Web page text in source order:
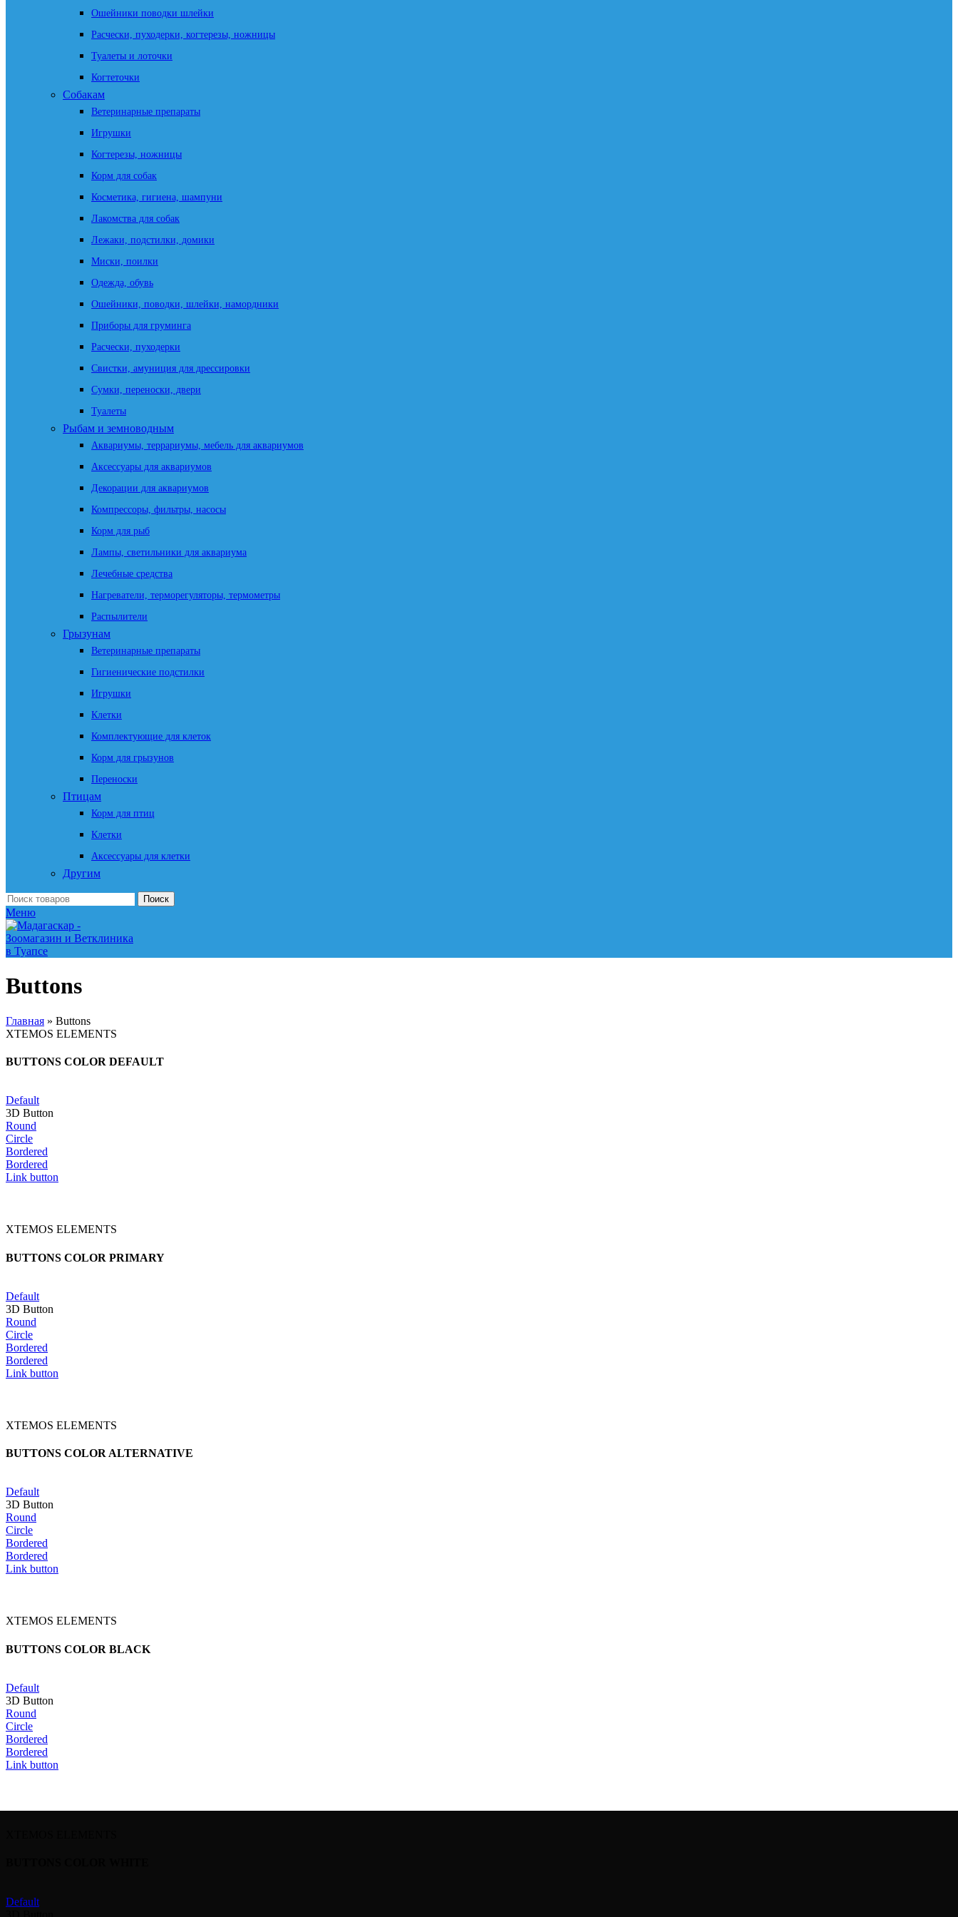
Ошейники поводки шлейки
Расчески, пуходерки, когтерезы, ножницы
Туалеты и лоточки
Когтеточки
Собакам
Ветеринарные препараты
Игрушки
Когтерезы, ножницы
Корм для собак
Косметика, гигиена, шампуни
Лакомства для собак
Лежаки, подстилки, домики
Миски, поилки
Одежда, обувь
Ошейники, поводки, шлейки, намордники
Приборы для груминга
Расчески, пуходерки
Свистки, амуниция для дрессировки
Сумки, переноски, двери
Туалеты
Рыбам и земноводным
Аквариумы, террариумы, мебель для аквариумов
Аксессуары для аквариумов
Декорации для аквариумов
Компрессоры, фильтры, насосы
Корм для рыб
Лампы, светильники для аквариума
Лечебные средства
Нагреватели, терморегуляторы, термометры
Распылители
Грызунам
Ветеринарные препараты
Гигиенические подстилки
Игрушки
Клетки
Комплектующие для клеток
Корм для грызунов
Переноски
Птицам
Корм для птиц
Клетки
Аксессуары для клетки
Другим
Поиск
Меню
Buttons
Главная » Buttons
XTEMOS ELEMENTS
BUTTONS COLOR DEFAULT
Default
3D Button
Round
Circle
Bordered
Bordered
Link button
XTEMOS ELEMENTS
BUTTONS COLOR PRIMARY
Default
3D Button
Round
Circle
Bordered
Bordered
Link button
XTEMOS ELEMENTS
BUTTONS COLOR ALTERNATIVE
Default
3D Button
Round
Circle
Bordered
Bordered
Link button
XTEMOS ELEMENTS
BUTTONS COLOR BLACK
Default
3D Button
Round
Circle
Bordered
Bordered
Link button
Default